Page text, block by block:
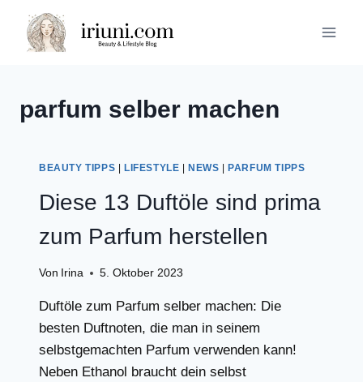
Inhalt
springen
parfum selber machen
BEAUTY TIPPS LIFESTYLE NEWS PARFUM TIPPS
Diese 13 Duftöle sind prima
zum Parfum herstellen
Von Irina 5. Oktober 2023
Duftöle zum Parfum selber machen: Die
besten Duftnoten, die man in seinem
selbstgemachten Parfum verwenden kann!
Neben Ethanol braucht dein selbst